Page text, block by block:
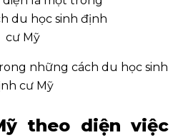
những cách du học sinh
cư Mỹ
theo diện việc